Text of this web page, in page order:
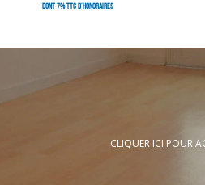
CLIQUER ICI POUR
dont 7% TTC d'honoraires
IMMOBILIER Quimper | Raison sociale
| Numero TVA Intracommunautaire :
du site : NC |
indépendante